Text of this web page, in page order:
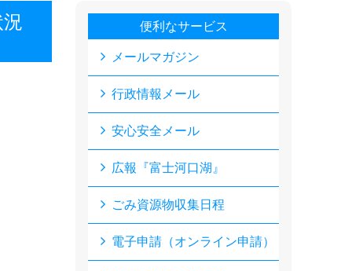
便利なサービス
メールマガジン
行政情報メール
安心安全メール
広報『富士河口湖』
ごみ資源物収集日程
電子申請（オンライン申請）